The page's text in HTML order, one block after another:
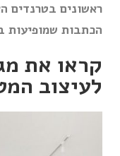
ראשונים בטרנדים
הכתבות שמופיעות
קראו את
לעיצוב